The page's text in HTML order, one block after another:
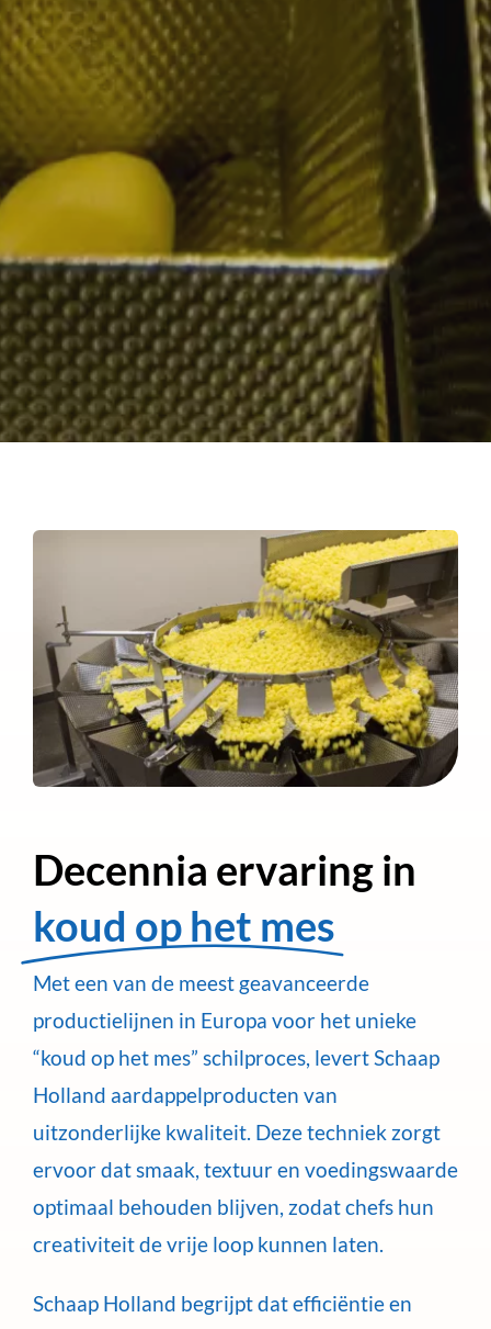
Decennia ervaring in
koud op het mes
Met een van de meest geavanceerde
productielijnen in Europa voor het unieke
“koud op het mes” schilproces, levert Schaap
Holland aardappelproducten van
uitzonderlijke kwaliteit. Deze techniek zorgt
ervoor dat smaak, textuur en voedingswaarde
optimaal behouden blijven, zodat chefs hun
creativiteit de vrije loop kunnen laten.
Schaap Holland begrijpt dat efficiëntie en